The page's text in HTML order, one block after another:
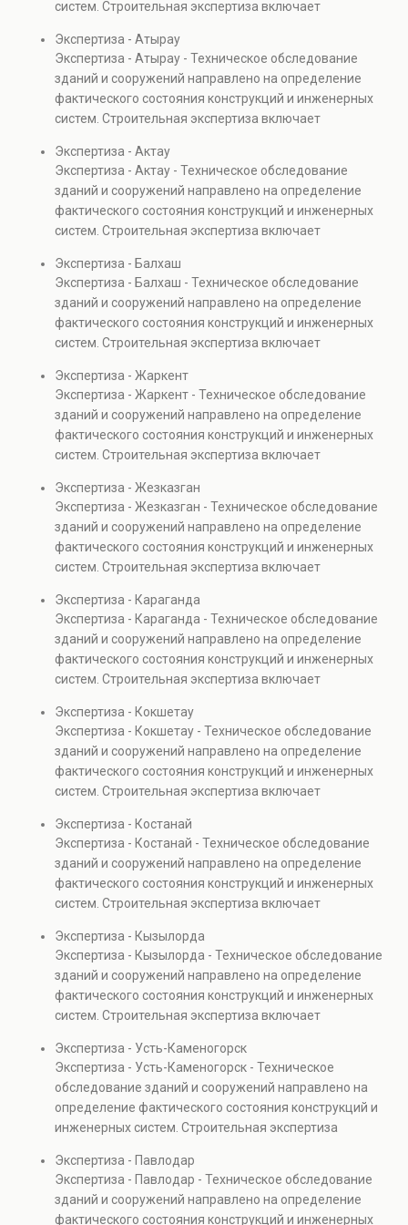
проверках.
систем. Строительная экспертиза включает
элементов и оценку эксплуатационной безопасности.
Услуга востребована при покупке недвижимости,
капитальном ремонте и реконструкции объектов, а
также при судебных разбирательствах и технических
проверках.
Экспертиза - Атырау
Экспертиза - Атырау - Техническое обследование
зданий и сооружений направлено на определение
фактического состояния конструкций и инженерных
систем. Строительная экспертиза включает
элементов и оценку эксплуатационной безопасности.
Услуга востребована при покупке недвижимости,
капитальном ремонте и реконструкции объектов, а
также при судебных разбирательствах и технических
проверках.
Экспертиза - Актау
Экспертиза - Актау - Техническое обследование
зданий и сооружений направлено на определение
фактического состояния конструкций и инженерных
систем. Строительная экспертиза включает
элементов и оценку эксплуатационной безопасности.
Услуга востребована при покупке недвижимости,
капитальном ремонте и реконструкции объектов, а
также при судебных разбирательствах и технических
проверках.
Экспертиза - Балхаш
Экспертиза - Балхаш - Техническое обследование
зданий и сооружений направлено на определение
фактического состояния конструкций и инженерных
систем. Строительная экспертиза включает
элементов и оценку эксплуатационной безопасности.
Услуга востребована при покупке недвижимости,
капитальном ремонте и реконструкции объектов, а
также при судебных разбирательствах и технических
проверках.
Экспертиза - Жаркент
Экспертиза - Жаркент - Техническое обследование
зданий и сооружений направлено на определение
фактического состояния конструкций и инженерных
систем. Строительная экспертиза включает
элементов и оценку эксплуатационной безопасности.
Услуга востребована при покупке недвижимости,
капитальном ремонте и реконструкции объектов, а
также при судебных разбирательствах и технических
проверках.
Экспертиза - Жезказган
Экспертиза - Жезказган - Техническое обследование
зданий и сооружений направлено на определение
фактического состояния конструкций и инженерных
систем. Строительная экспертиза включает
элементов и оценку эксплуатационной безопасности.
Услуга востребована при покупке недвижимости,
капитальном ремонте и реконструкции объектов, а
также при судебных разбирательствах и технических
проверках.
Экспертиза - Караганда
Экспертиза - Караганда - Техническое обследование
зданий и сооружений направлено на определение
фактического состояния конструкций и инженерных
систем. Строительная экспертиза включает
элементов и оценку эксплуатационной безопасности.
Услуга востребована при покупке недвижимости,
капитальном ремонте и реконструкции объектов, а
также при судебных разбирательствах и технических
проверках.
Экспертиза - Кокшетау
Экспертиза - Кокшетау - Техническое обследование
зданий и сооружений направлено на определение
фактического состояния конструкций и инженерных
систем. Строительная экспертиза включает
элементов и оценку эксплуатационной безопасности.
Услуга востребована при покупке недвижимости,
капитальном ремонте и реконструкции объектов, а
также при судебных разбирательствах и технических
проверках.
Экспертиза - Костанай
Экспертиза - Костанай - Техническое обследование
зданий и сооружений направлено на определение
фактического состояния конструкций и инженерных
систем. Строительная экспертиза включает
элементов и оценку эксплуатационной безопасности.
Услуга востребована при покупке недвижимости,
капитальном ремонте и реконструкции объектов, а
также при судебных разбирательствах и технических
проверках.
Экспертиза - Кызылорда
Экспертиза - Кызылорда - Техническое обследование
зданий и сооружений направлено на определение
фактического состояния конструкций и инженерных
систем. Строительная экспертиза включает
элементов и оценку эксплуатационной безопасности.
Услуга востребована при покупке недвижимости,
капитальном ремонте и реконструкции объектов, а
также при судебных разбирательствах и технических
проверках.
Экспертиза - Усть-Каменогорск
Экспертиза - Усть-Каменогорск - Техническое
обследование зданий и сооружений направлено на
определение фактического состояния конструкций и
инженерных систем. Строительная экспертиза
прочности элементов и оценку эксплуатационной
безопасности. Услуга востребована при покупке
недвижимости, капитальном ремонте и реконструкции
Экспертиза - Павлодар
Экспертиза - Павлодар - Техническое обследование
зданий и сооружений направлено на определение
фактического состояния конструкций и инженерных